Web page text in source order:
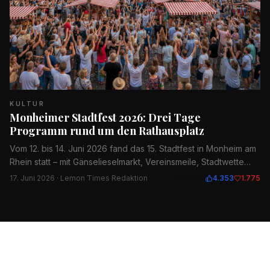
KULTUR
Monheimer Stadtfest 2026: Drei Tage
Programm rund um den Rathausplatz
Vom 12. bis 14. Juni 2026 fand das 15. Stadtfest in Monheim am
Rhein statt – mit Gänselieselmarkt, Vereinsmeile, Stadtwette
und Live-Musik.
17. Juni 2026 · Lemon Times Redaktion 4.353 1.775